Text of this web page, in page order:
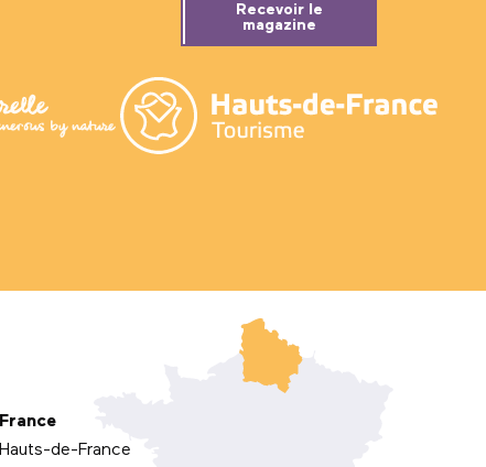
Recevoir le
magazine
France
Hauts-de-France